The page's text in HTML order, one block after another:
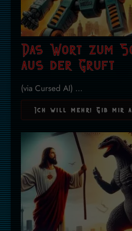
Das Wort zum
aus der Gruft
(via Cursed AI) ...
Ich will mehr! Gib mir